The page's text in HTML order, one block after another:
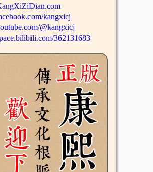
kangxicj
@kangxicj
362131683